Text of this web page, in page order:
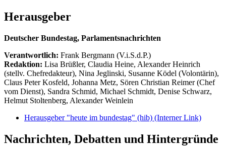
Herausgeber
Deutscher Bundestag, Parlamentsnachrichten
Verantwortlich: Frank Bergmann (V.i.S.d.P.)
Redaktion: Lisa Brüßler, Claudia Heine, Alexander Heinrich
(stellv. Chefredakteur), Nina Jeglinski, Susanne Ködel (Volontärin),
Claus Peter Kosfeld, Johanna Metz, Sören Christian Reimer (Chef
vom Dienst), Sandra Schmid, Michael Schmidt, Denise Schwarz,
Helmut Stoltenberg, Alexander Weinlein
Herausgeber "heute im bundestag" (hib) (Interner Link)
Nachrichten, Debatten und Hintergründe